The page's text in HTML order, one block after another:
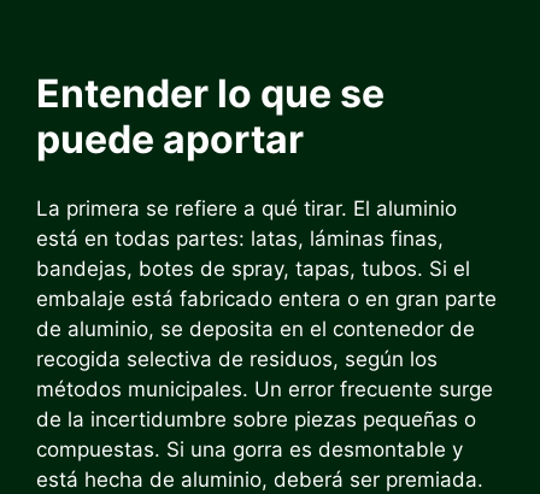
Entender lo que se
puede aportar
La primera se refiere a qué tirar. El aluminio
está en todas partes: latas, láminas finas,
bandejas, botes de spray, tapas, tubos. Si el
embalaje está fabricado entera o en gran parte
de aluminio, se deposita en el contenedor de
recogida selectiva de residuos, según los
métodos municipales. Un error frecuente surge
de la incertidumbre sobre piezas pequeñas o
compuestas. Si una gorra es desmontable y
está hecha de aluminio, deberá ser premiada.